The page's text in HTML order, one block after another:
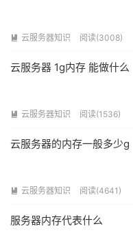
 云服务器知识 阅读(3008)
云服务器 1g内存 能做什么
 云服务器知识 阅读(1536)
云服务器的内存一般多少g
 云服务器知识 阅读(4641)
服务器内存代表什么